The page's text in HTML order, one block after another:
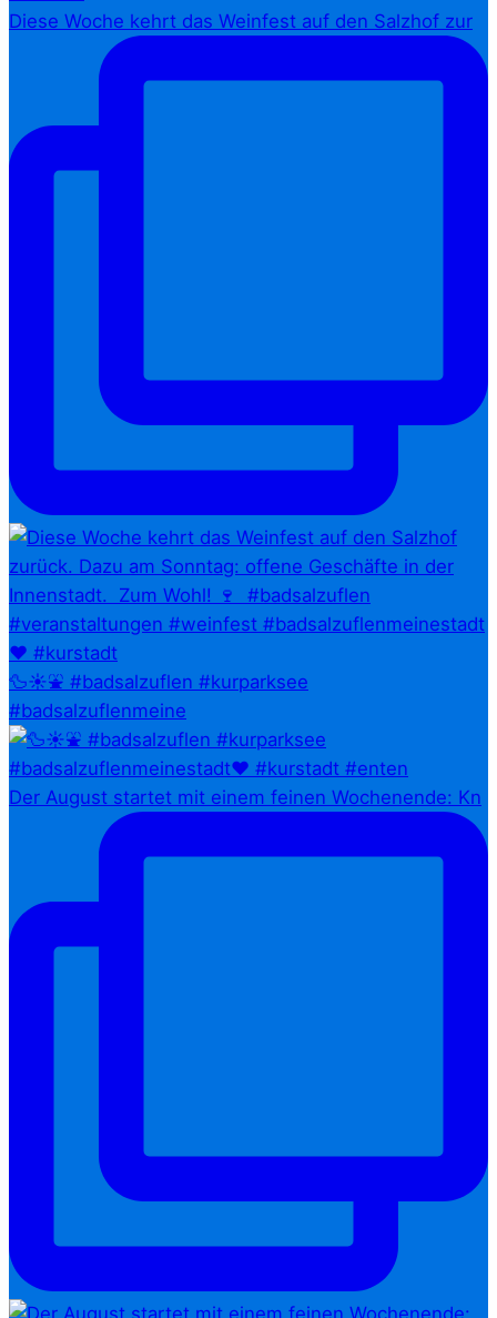
Diese Woche kehrt das Weinfest auf den Salzhof zur
🦆☀️⛲ #badsalzuflen #kurparksee
#badsalzuflenmeine
Der August startet mit einem feinen Wochenende: Kn